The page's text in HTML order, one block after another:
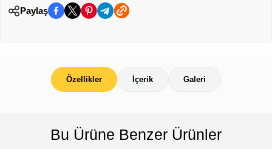
Paylaş
Özellikler İçerik Galeri
Bu Ürüne Benzer Ürünler